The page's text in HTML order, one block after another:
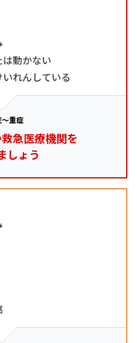
動かない
れんしている
～重症
急医療機関を
しょう